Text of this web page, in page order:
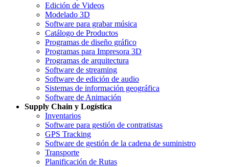
Edición de Videos
Modelado 3D
Software para grabar música
Catálogo de Productos
Programas de diseño gráfico
Programas para Impresora 3D
Programas de arquitectura
Software de streaming
Software de edición de audio
Sistemas de información geográfica
Software de Animación
Supply Chain y Logística
Inventarios
Software para gestión de contratistas
GPS Tracking
Software de gestión de la cadena de suministro
Transporte
Planificación de Rutas